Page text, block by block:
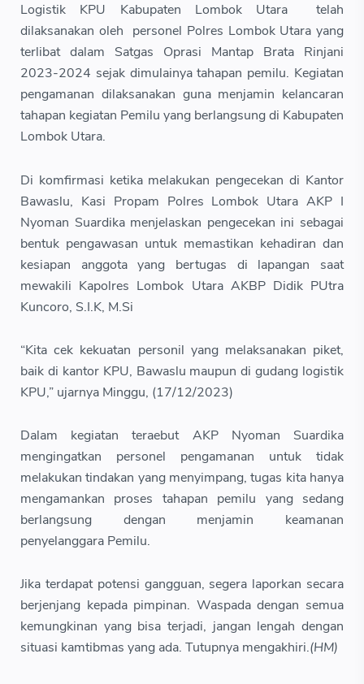
Logistik KPU Kabupaten Lombok Utara telah
dilaksanakan oleh personel Polres Lombok Utara yang
terlibat dalam Satgas Oprasi Mantap Brata Rinjani
2023-2024 sejak dimulainya tahapan pemilu. Kegiatan
pengamanan dilaksanakan guna menjamin kelancaran
tahapan kegiatan Pemilu yang berlangsung di Kabupaten
Lombok Utara.
Di komfirmasi ketika melakukan pengecekan di Kantor
Bawaslu, Kasi Propam Polres Lombok Utara AKP I
Nyoman Suardika menjelaskan pengecekan ini sebagai
bentuk pengawasan untuk memastikan kehadiran dan
kesiapan anggota yang bertugas di lapangan saat
mewakili Kapolres Lombok Utara AKBP Didik PUtra
Kuncoro, S.I.K, M.Si
“Kita cek kekuatan personil yang melaksanakan piket,
baik di kantor KPU, Bawaslu maupun di gudang logistik
KPU,” ujarnya Minggu, (17/12/2023)
Dalam kegiatan teraebut AKP Nyoman Suardika
mengingatkan personel pengamanan untuk tidak
melakukan tindakan yang menyimpang, tugas kita hanya
mengamankan proses tahapan pemilu yang sedang
berlangsung dengan menjamin keamanan
penyelanggara Pemilu.
Jika terdapat potensi gangguan, segera laporkan secara
berjenjang kepada pimpinan. Waspada dengan semua
kemungkinan yang bisa terjadi, jangan lengah dengan
situasi kamtibmas yang ada. Tutupnya mengakhiri.(HM)